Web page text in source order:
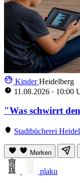
KinderHeidelberg
11.08.2026 · 10:00
"Was schwirrt
Stadtbücherei
Merken
plaku